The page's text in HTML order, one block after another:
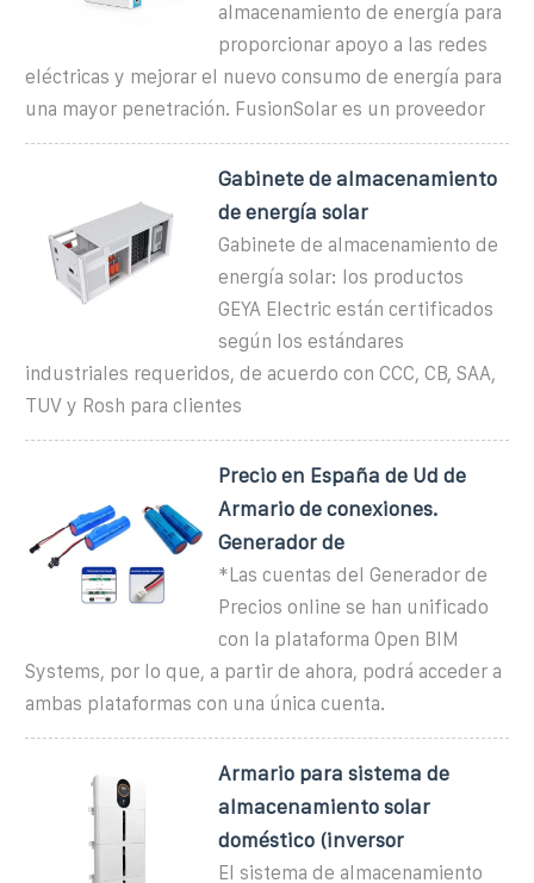
almacenamiento de energía para
proporcionar apoyo a las redes
eléctricas y mejorar el nuevo consumo de energía para
una mayor penetración. FusionSolar es un proveedor
Gabinete de almacenamiento
de energía solar
Gabinete de almacenamiento de
energía solar: los productos
GEYA Electric están certificados
según los estándares
industriales requeridos, de acuerdo con CCC, CB, SAA,
TUV y Rosh para clientes
Precio en España de Ud de
Armario de conexiones.
Generador de
*Las cuentas del Generador de
Precios online se han unificado
con la plataforma Open BIM
Systems, por lo que, a partir de ahora, podrá acceder a
ambas plataformas con una única cuenta.
Armario para sistema de
almacenamiento solar
doméstico (inversor
El sistema de almacenamiento